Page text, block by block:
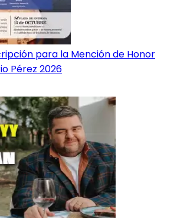
para la Mención de Honor
Pérez 2026